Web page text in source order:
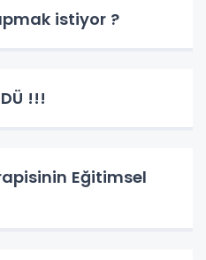
istiyor ?
!!!
Eğitimsel